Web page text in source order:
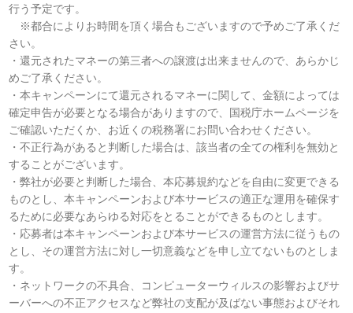
行う予定です。
※都合によりお時間を頂く場合もございますので予めご了承くだ
さい。
・還元されたマネーの第三者への譲渡は出来ませんので、あらかじ
めご了承ください。
・本キャンペーンにて還元されるマネーに関して、金額によっては
確定申告が必要となる場合がありますので、国税庁ホームページを
ご確認いただくか、お近くの税務署にお問い合わせください。
・不正行為があると判断した場合は、該当者の全ての権利を無効と
することがございます。
・弊社が必要と判断した場合、本応募規約などを自由に変更できる
ものとし、本キャンペーンおよび本サービスの適正な運用を確保す
るために必要なあらゆる対応をとることができるものとします。
・応募者は本キャンペーンおよび本サービスの運営方法に従うもの
とし、その運営方法に対し一切意義などを申し立てないものとしま
す。
・ネットワークの不具合、コンピューターウィルスの影響およびサ
ーバーへの不正アクセスなど弊社の支配が及ばない事態およびそれ